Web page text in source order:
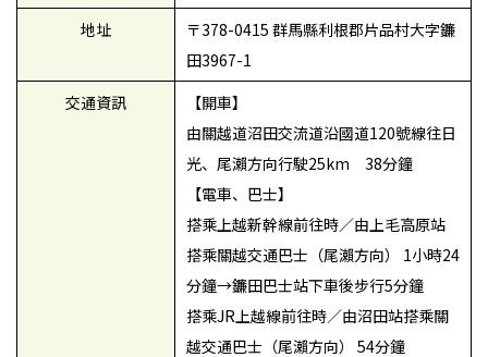
地址
〒378-0415 群馬縣利根郡片品村大字鐮
田3967-1
交通資訊
【開車】
由關越道沼田交流道沿國道120號線往日
光、尾瀨方向行駛25km 38分鐘
【電車、巴士】
搭乘上越新幹線前往時／由上毛高原站
搭乘關越交通巴士（尾瀨方向） 1小時24
分鐘→鐮田巴士站下車後步行5分鐘
搭乘JR上越線前往時／由沼田站搭乘關
越交通巴士（尾瀨方向） 54分鐘